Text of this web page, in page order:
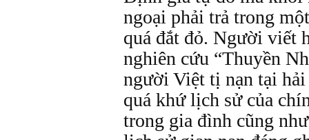
ngoại phải trả trong
quá đắt đỏ. Người viết
nghiên cứu “Thuyền
người Việt tị nạn tại
quá khứ lịch sử của
trong gia đình cũng